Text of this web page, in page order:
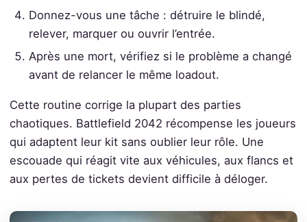
Donnez-vous une tâche : détruire le blindé,
relever, marquer ou ouvrir l’entrée.
Après une mort, vérifiez si le problème a changé
avant de relancer le même loadout.
Cette routine corrige la plupart des parties
chaotiques. Battlefield 2042 récompense les joueurs
qui adaptent leur kit sans oublier leur rôle. Une
escouade qui réagit vite aux véhicules, aux flancs et
aux pertes de tickets devient difficile à déloger.